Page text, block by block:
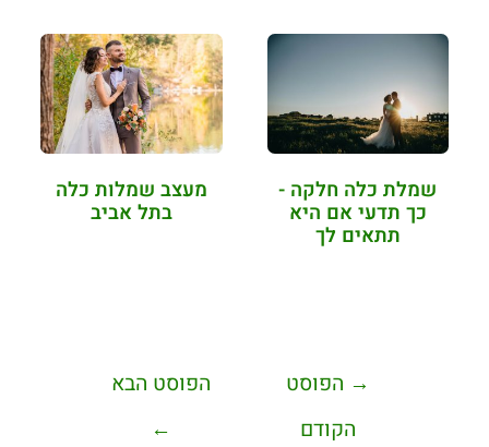
שמלת כלה חלקה -
כך תדעי אם היא
תתאים לך
מעצב שמלות כלה
בתל אביב
→ הפוסט
הקודם
הפוסט הבא
←